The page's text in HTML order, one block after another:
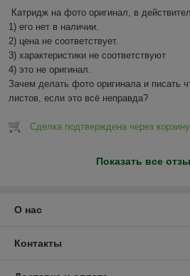
Катридж на фото оригинал, в
1) его нет в наличии.
2) цена не соответствует.
3) характеристики не соответствуют
4) это не оригинал.
Зачем делать фото оригинала и писать
листов, если это всё неправда?
Сделка подтверждена через корзину
Показать все
О нас
Контакты